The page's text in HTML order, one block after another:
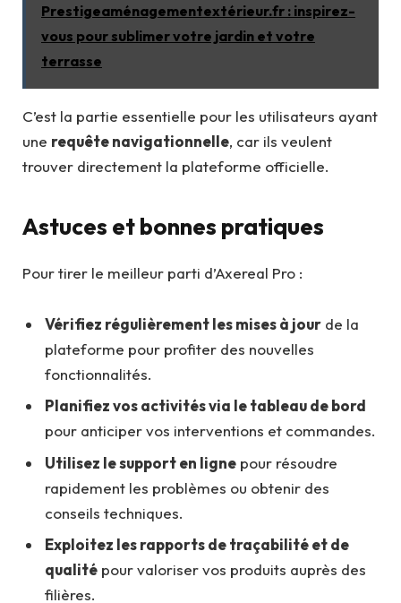
Prestigeaménagementextérieur.fr : inspirez-
vous pour sublimer votre jardin et votre
terrasse
C’est la partie essentielle pour les utilisateurs ayant
une requête navigationnelle, car ils veulent
trouver directement la plateforme officielle.
Astuces et bonnes pratiques
Pour tirer le meilleur parti d’Axereal Pro :
Vérifiez régulièrement les mises à jour de la
plateforme pour profiter des nouvelles
fonctionnalités.
Planifiez vos activités via le tableau de bord
pour anticiper vos interventions et commandes.
Utilisez le support en ligne pour résoudre
rapidement les problèmes ou obtenir des
conseils techniques.
Exploitez les rapports de traçabilité et de
qualité pour valoriser vos produits auprès des
filières.